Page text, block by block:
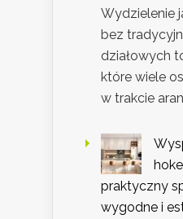
Wydzielenie
bez
działowych
które wiele
w trakcie
praktyczny
wygodne i